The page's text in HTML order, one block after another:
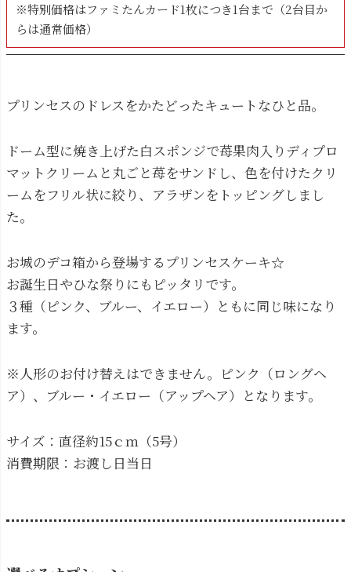
※特別価格はファミたんカード1枚につき1台まで（2台目か
らは通常価格）
プリンセスのドレスをかたどったキュートなひと品。
ドーム型に焼き上げた白スポンジで苺果肉入りディプロ
マットクリームと丸ごと苺をサンドし、色を付けたクリ
ームをフリル状に絞り、アラザンをトッピングしまし
た。
お城のデコ箱から登場するプリンセスケーキ☆
お誕生日やひな祭りにもピッタリです。
３種（ピンク、ブルー、イエロー）ともに同じ味になり
ます。
※人形のお付け替えはできません。ピンク（ロングヘ
ア）、ブルー・イエロー（アップヘア）となります。
サイズ：直径約15ｃｍ（5号）
消費期限：お渡し日当日